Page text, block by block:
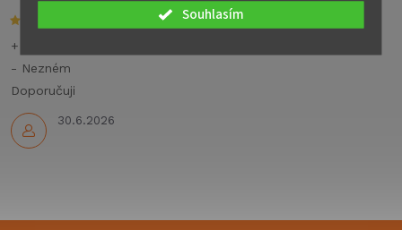
Souhlasím
k
y
v
ý
i
30.6.2026
+ Rychlé dodání,dobré ceny
- Nezném
Doporučuji